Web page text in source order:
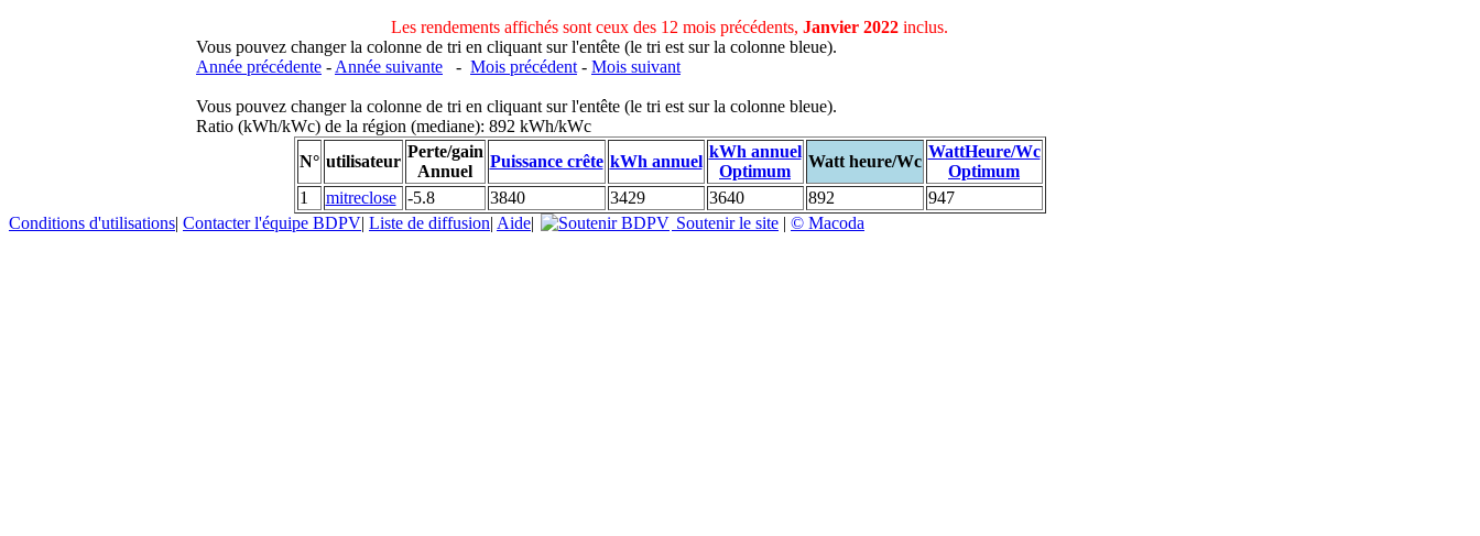
Les rendements affichés sont ceux des 12 mois précédents, Janvier 2022 inclus.
Vous pouvez changer la colonne de tri en cliquant sur l'entête (le tri est sur la colonne bleue).
Année précédente - Année suivante - Mois précédent - Mois suivant
Vous pouvez changer la colonne de tri en cliquant sur l'entête (le tri est sur la colonne bleue).
Ratio (kWh/kWc) de la région (mediane): 892 kWh/kWc
N° utilisateur
Perte/gain
Annuel
Puissance crête kWh annuel
kWh annuel
Optimum
Watt heure/Wc
WattHeure/Wc
Optimum
1
mitreclose -5.8 3840 3429 3640 892
947
Conditions d'utilisations| Contacter l'équipe BDPV| Liste de diffusion| Aide| Soutenir le site | © Macoda